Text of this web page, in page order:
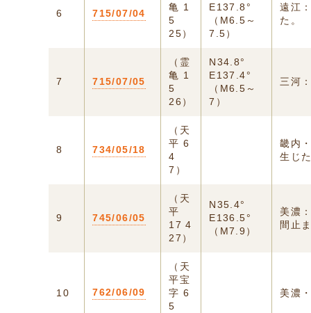
6 715/07/04
亀 1
5
25）
E137.8°
（M6.5～
7.5）
遠江
た。
7 715/07/05
（霊
亀 1
5
26）
N34.8°
E137.4°
（M6.5～
7）
三河
8 734/05/18
（天
平 6
4
7）
畿内
生じ
9 745/06/05
（天
平
17 4
27）
N35.4°
E136.5°
（M7.9）
美濃
間止
10 762/06/09
（天
平宝
字 6
5
美濃